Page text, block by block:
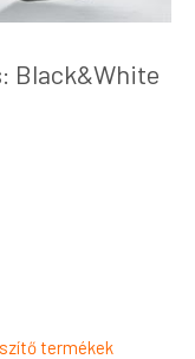
Black&White
termékek